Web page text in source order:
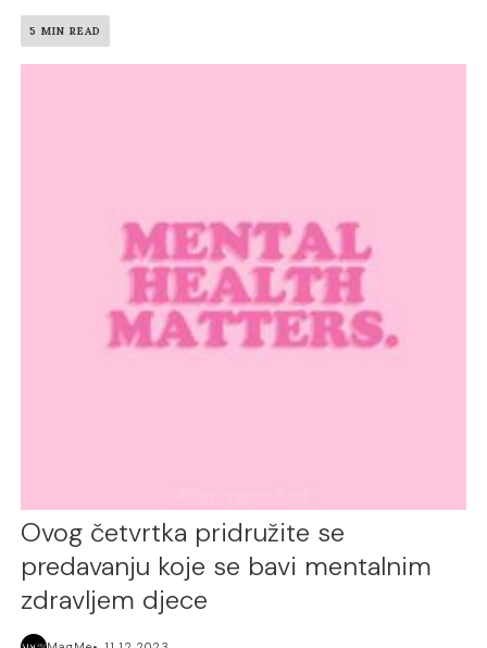
5 MIN READ
Ovog četvrtka pridružite se
predavanju koje se bavi mentalnim
zdravljem djece